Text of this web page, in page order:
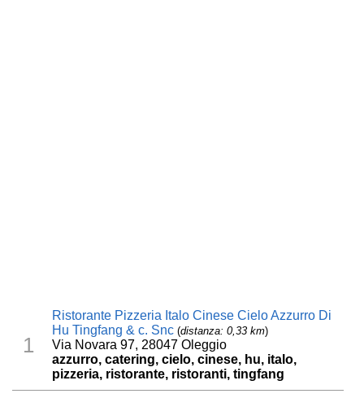
1
Ristorante Pizzeria Italo Cinese Cielo Azzurro Di
Hu Tingfang & c. Snc (distanza: 0,33 km)
Via Novara 97, 28047 Oleggio
azzurro, catering, cielo, cinese, hu, italo,
pizzeria, ristorante, ristoranti, tingfang